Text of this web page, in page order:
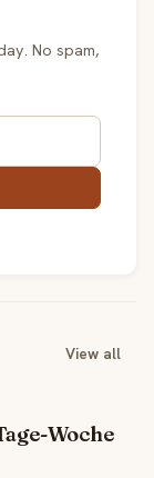
No spam,
View all
Woche